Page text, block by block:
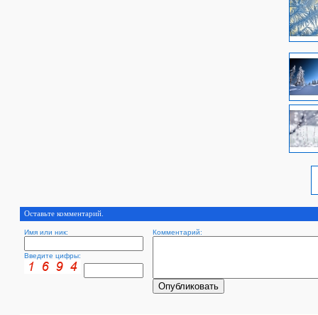
Оставьте комментарий.
Имя или ник: Комментарий:
Введите цифры: